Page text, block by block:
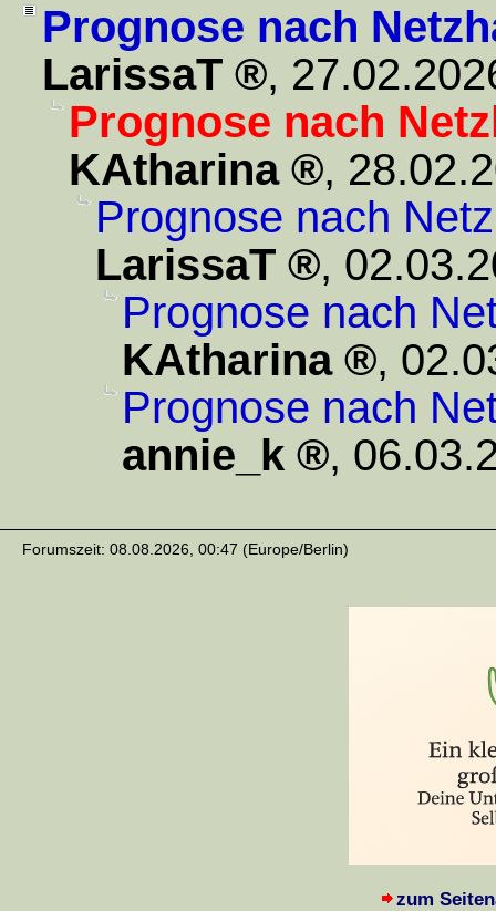
Prognose nach
LarissaT
,
Prognose nach
KAtharina
,
Prognose nach
LarissaT
,
Prognose nach
KAtharina
,
Prognose nach
annie_k
,
Forumszeit: 08.08.2026, 00:47 (Europe/Berlin)
zum